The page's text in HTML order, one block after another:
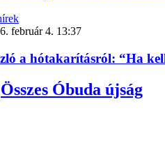
február 4. 13:37
a hótakarításról: “Ha
Összes Óbuda újság